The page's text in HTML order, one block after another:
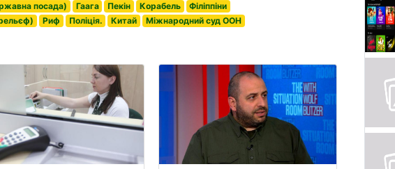
посада) Гаага Пекін Корабель
Філіппіни
Риф Поліція. Китай Міжнародний суд ООН